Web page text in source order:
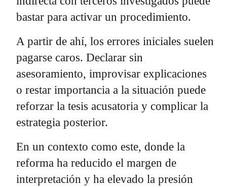
bastar para activar un procedimiento.
A partir de ahí, los errores iniciales suelen
pagarse caros. Declarar sin
asesoramiento, improvisar explicaciones
o restar importancia a la situación puede
reforzar la tesis acusatoria y complicar la
estrategia posterior.
En un contexto como este, donde la
reforma ha reducido el margen de
interpretación y ha elevado la presión